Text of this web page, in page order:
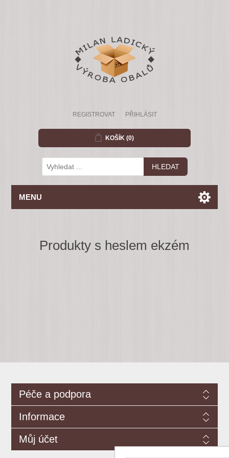
REGISTROVAT PŘIHLÁSIT
KOŠÍK (0)
MENU
Produkty s heslem ekzém
Péče a podpora
Informace
Můj účet